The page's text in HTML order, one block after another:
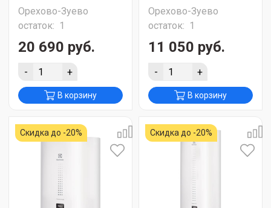
Орехово-Зуево
остаток: 1
20 690 руб.
- +
В корзину
Орехово-Зуево
остаток: 1
11 050 руб.
- +
В корзину
Скидка до -20% Скидка до -20%